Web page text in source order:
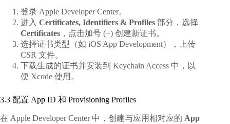
登录 Apple Developer Center。
进入 Certificates, Identifiers & Profiles 部分，选择
Certificates ，点击加号 (+) 创建新证书。
选择证书类型（如 iOS App Development），上传
CSR 文件。
下载生成的证书并安装到 Keychain Access 中，以
便 Xcode 使用。
3.3 配置 App ID 和 Provisioning Profiles
在 Apple Developer Center 中，创建与应用相对应的 App